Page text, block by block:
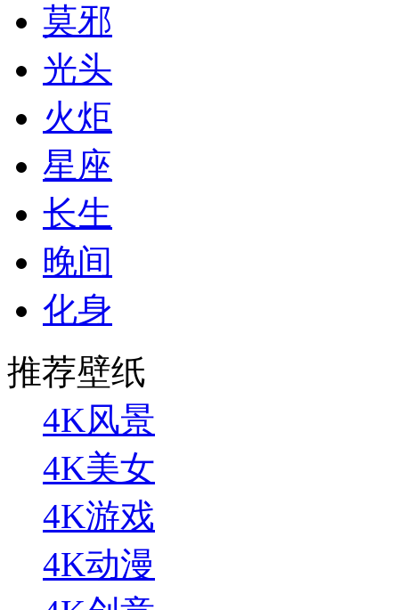
莫邪
光头
火炬
星座
长生
晚间
化身
推荐壁纸
4K风景
4K美女
4K游戏
4K动漫